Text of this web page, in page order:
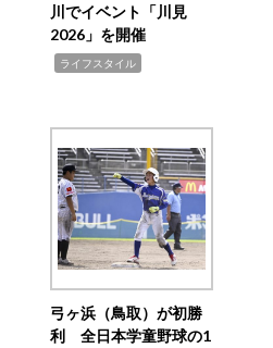
川でイベント「川見
2026」を開催
ライフスタイル
弓ヶ浜（鳥取）が初勝
利 全日本学童野球の1